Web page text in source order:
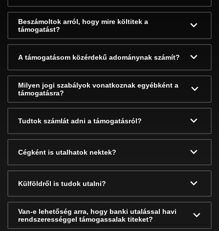
Beszámoltok arról, hogy mire költitek a
támogatást?
A támogatásom közérdekű adománynak számít?
Milyen jogi szabályok vonatkoznak egyébként a
támogatásra?
Tudtok számlát adni a támogatásról?
Cégként is utalhatok nektek?
Külföldről is tudok utalni?
Van-e lehetőség arra, hogy banki utalással havi
rendszerességgel támogassalak titeket?